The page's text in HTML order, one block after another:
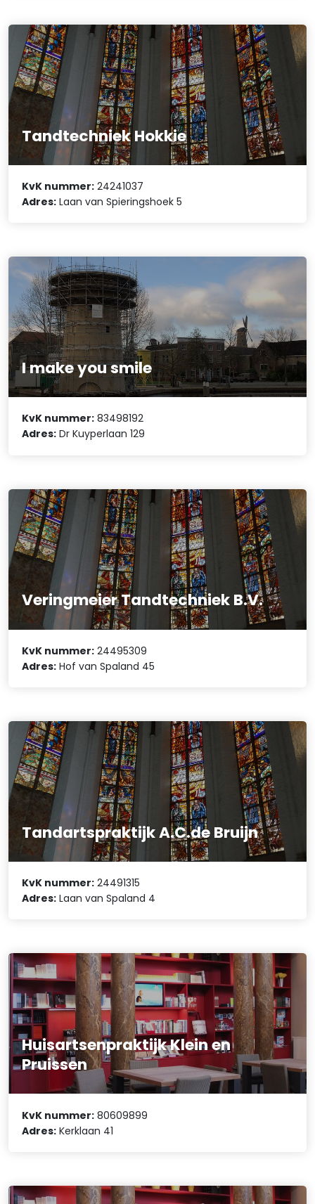
Tandtechniek Hokkie
KvK nummer: 24241037
Adres: Laan van Spieringshoek 5
I make you smile
KvK nummer: 83498192
Adres: Dr Kuyperlaan 129
Veringmeier Tandtechniek B.V.
KvK nummer: 24495309
Adres: Hof van Spaland 45
Tandartspraktijk A.C.de Bruijn
KvK nummer: 24491315
Adres: Laan van Spaland 4
Huisartsenpraktijk Klein en
Pruissen
KvK nummer: 80609899
Adres: Kerklaan 41